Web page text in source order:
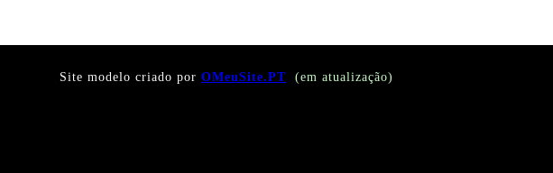
Site modelo criado por OMeuSite.PT (em atualização)